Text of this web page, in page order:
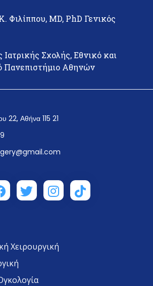
Φιλίππου, MD, PhD Γενικός
Σχολής, Εθνικό και
Πανεπιστήμιο Αθηνών
22, Αθήνα 115 21
Χειρουργική